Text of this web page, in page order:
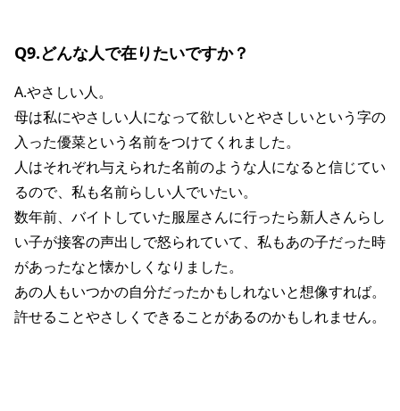
Q9.どんな人で在りたいですか？
A.やさしい人。
母は私にやさしい人になって欲しいとやさしいという字の
入った優菜という名前をつけてくれました。
人はそれぞれ与えられた名前のような人になると信じてい
るので、私も名前らしい人でいたい。
数年前、バイトしていた服屋さんに行ったら新人さんらし
い子が接客の声出しで怒られていて、私もあの子だった時
があったなと懐かしくなりました。
あの人もいつかの自分だったかもしれないと想像すれば。
許せることやさしくできることがあるのかもしれません。